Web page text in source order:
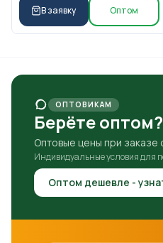
В заявку Оптом
ОПТОВИКАМ
Берёте оптом?
Оптовые цены при заказе
Индивидуальные условия для
Оптом дешевле -